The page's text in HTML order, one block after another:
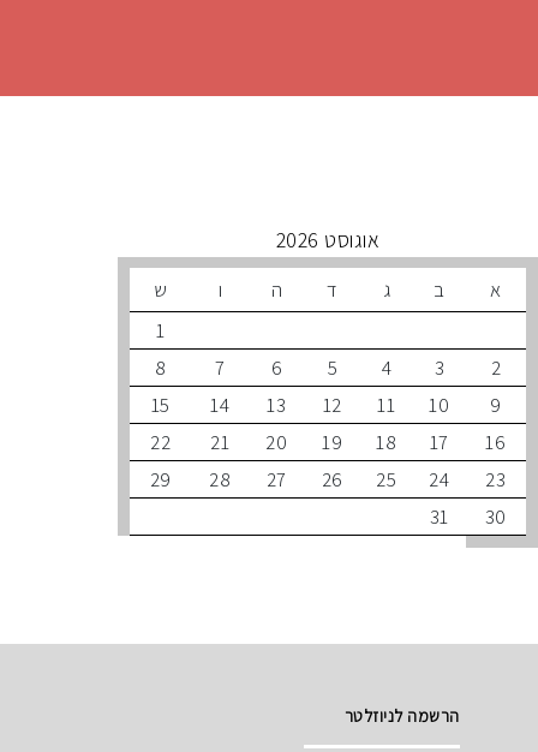
ב ד ה ו
ש
3
5
6
7
8
10
11
12
13
14
15
17
18
19
20
21
22
24
25
26
27
28
29
31
הרשמה לניוזלטר